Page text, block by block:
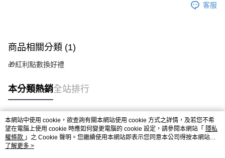
客服
商品相關分類 (1)
🎁紅利點數換好禮
本分類熱銷全站排行
熱門標籤
本網站中使用 cookie，欲查詢有關本網站使用 cookie 方式之詳情，及若您不希
望在電腦上使用 cookie 時應如何變更電腦的 cookie 設定，請參閱本網站「 隱私
權條款 」之 Cookie 聲明。您繼續使用本網站即表示您同意本公司得按本網站使
用條款之 Cookie 聲明使用 cookie。
了解更多 >